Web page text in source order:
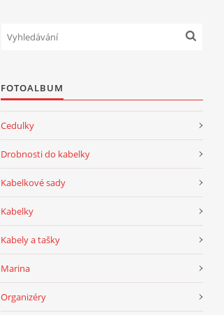
FOTOALBUM
Cedulky
Drobnosti do kabelky
Kabelkové sady
Kabelky
Kabely a tašky
Marina
Organizéry